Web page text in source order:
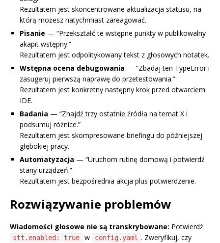
Rezultatem jest skoncentrowane aktualizacja statusu, na
którą możesz natychmiast zareagować.
Pisanie — “Przekształć te wstępne punkty w publikowalny
akapit wstępny.”
Rezultatem jest odpolitykowany tekst z głosowych notatek.
Wstępna ocena debugowania — “Zbadaj ten TypeError i
zasugeruj pierwszą naprawę do przetestowania.”
Rezultatem jest konkretny następny krok przed otwarciem
IDE.
Badania — “Znajdź trzy ostatnie źródła na temat X i
podsumuj różnice.”
Rezultatem jest skompresowane briefingu do późniejszej
głębokiej pracy.
Automatyzacja — “Uruchom rutinę domową i potwierdź
stany urządzeń.”
Rezultatem jest bezpośrednia akcja plus potwierdzenie.
Rozwiązywanie problemów
Wiadomości głosowe nie są transkrybowane: Potwierdź
stt.enabled: true w config.yaml . Zweryfikuj, czy